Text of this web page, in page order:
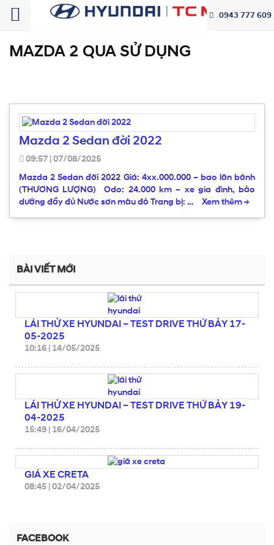
0943 777 609
MAZDA 2 QUA SỬ DỤNG
Mazda 2 Sedan đời 2022
09:57 |07/08/2025
Mazda 2 Sedan đời 2022 Giá: 4xx.000.000 – bao lăn bánh
(THƯƠNG LƯỢNG) Odo: 24.000 km – xe gia đình, bảo
dưỡng đầy đủ Nước sơn màu đỏ Trang bị: …
Xem thêm→
BÀI VIẾT MỚI
LÁI THỬ XE HYUNDAI – TEST DRIVE THỨ BẢY 17-
05-2025
10:16 | 14/05/2025
LÁI THỬ XE HYUNDAI – TEST DRIVE THỨ BẢY 19-
04-2025
15:49 | 16/04/2025
GIÁ XE CRETA
08:45 |02/04/2025
FACEBOOK